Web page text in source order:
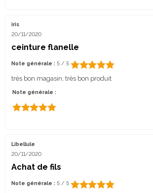
iris
20/11/2020
ceinture flanelle
Note générale : 5 / 5
très bon magasin, très bon produit
Note générale :
Libellule
20/11/2020
Achat de fils
Note générale : 5 / 5